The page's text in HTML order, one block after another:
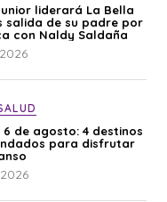
liderará La Bella
salida de su padre por
con Naldy Saldaña
6 de agosto: 4 destinos
para disfrutar